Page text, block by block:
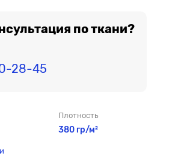
по ткани?
28-45
Плотность
380 гр/м²